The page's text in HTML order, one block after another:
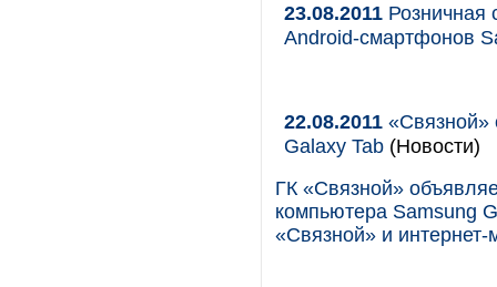
23.08.2011 Розничная
Android-смартфонов
22.08.2011 «Связной»
Galaxy Tab (Новости)
ГК «Связной»
компьютера Samsung
«Связной» и интернет-